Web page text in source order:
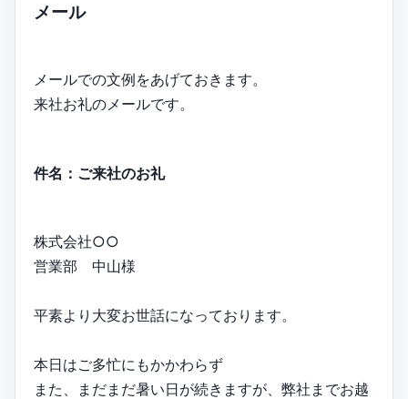
メール
メールでの文例をあげておきます。
来社お礼のメールです。
件名：ご来社のお礼
株式会社○○
営業部 中山様
平素より大変お世話になっております。
本日はご多忙にもかかわらず
また、まだまだ暑い日が続きますが、弊社までお越